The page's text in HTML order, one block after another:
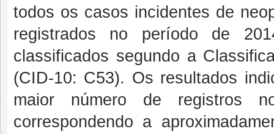
todos os casos incidentes de
registrados no período de
classificados segundo a
(CID-10: C53). Os resultados
maior número de registros
correspondendo a